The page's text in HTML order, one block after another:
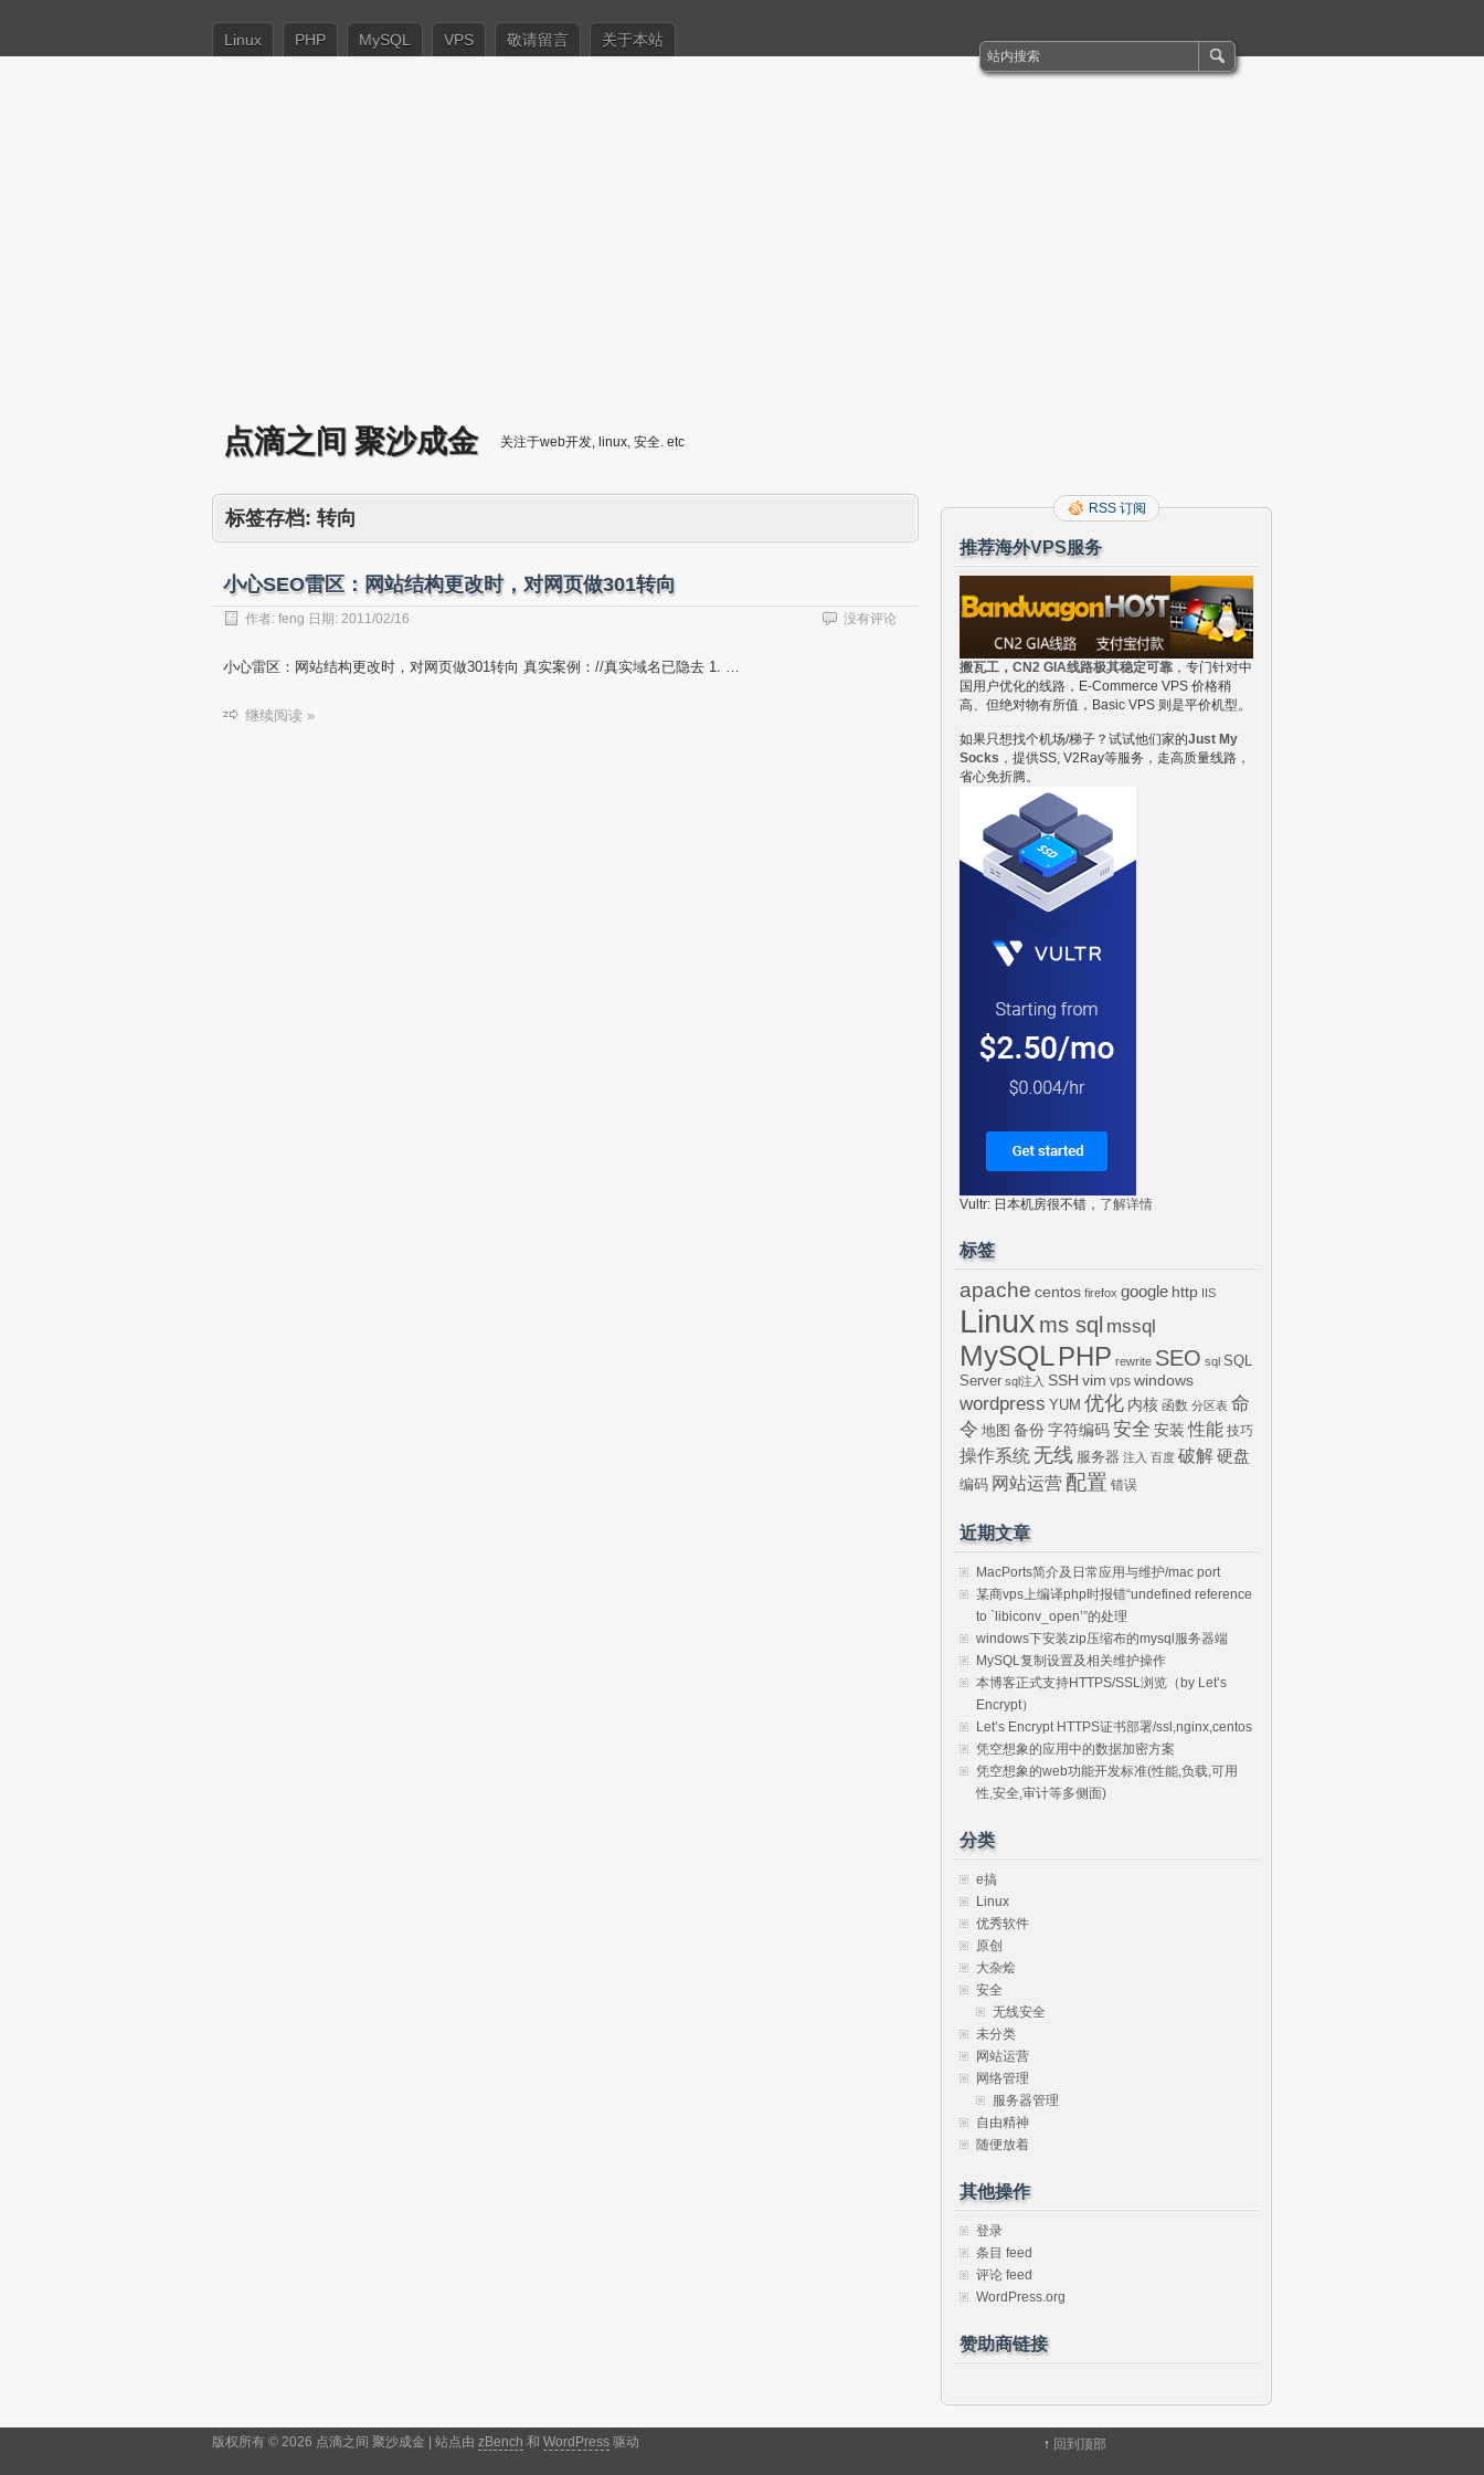
Linux PHP MySQL VPS 敬请留言 关于本站
点滴之间 聚沙成金 关注于web开发, linux, 安全. etc
标签存档: 转向
小心SEO雷区：网站结构更改时，对网页做301转向
作者: feng 日期: 2011/02/16 没有评论
小心雷区：网站结构更改时，对网页做301转向 真实案例：//真实域名已隐去 1. …
继续阅读 »
RSS 订阅
推荐海外VPS服务
搬瓦工，CN2 GIA线路极其稳定可靠 ，专门针对中
国用户优化的线路，E-Commerce VPS 价格稍
高、但绝对物有所值，Basic VPS 则是平价机型。
如果只想找个机场/梯子？试试他们家的Just My
Socks ，提供SS, V2Ray等服务，走高质量线路，
省心免折腾。
Vultr: 日本机房很不错， 了解详情
标签
apache centos firefox google http IIS
Linux ms sql mssql
MySQLPHP rewrite SEO sql SQL
Server sql注入 SSH vim vps windows
wordpress YUM 优化 内核 函数 分区表 命
令 地图 备份 字符编码 安全 安装 性能 技巧
操作系统 无线 服务器 注入 百度 破解硬盘
编码 网站运营 配置 错误
近期文章
MacPorts简介及日常应用与维护/mac port
某商vps上编译php时报错“undefined reference
to `libiconv_open’”的处理
windows下安装zip压缩布的mysql服务器端
MySQL复制设置及相关维护操作
本博客正式支持HTTPS/SSL浏览（by Let’s
Encrypt）
Let’s Encrypt HTTPS证书部署/ssl,nginx,centos
凭空想象的应用中的数据加密方案
凭空想象的web功能开发标准(性能,负载,可用
性,安全,审计等多侧面)
分类
e搞
Linux
优秀软件
原创
大杂烩
安全
无线安全
未分类
网站运营
网络管理
服务器管理
自由精神
随便放着
其他操作
登录
条目 feed
评论 feed
WordPress.org
赞助商链接
版权所有 © 2026 点滴之间 聚沙成金 | 站点由 zBench 和 WordPress 驱动 ↑ 回到顶部